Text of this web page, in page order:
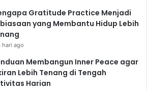
Gratitude Practice Menjadi
yang Membantu Hidup Lebih
hari ago
Membangun Inner Peace agar
Lebih Tenang di Tengah
Harian